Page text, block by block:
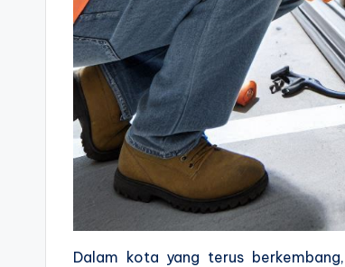
Dalam kota yang terus